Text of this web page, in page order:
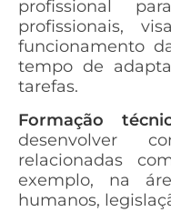
profissional
profissionais,
funcionamento
tempo de
tarefas.
Formação
desenvolver
relacionadas
exemplo, na
humanos,